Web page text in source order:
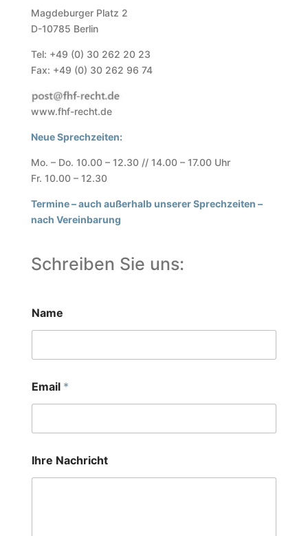
Magdeburger Platz 2
D-10785 Berlin
Tel: +49 (0) 30 262 20 23
Fax: +49 (0) 30 262 96 74
www.fhf-recht.de
Neue Sprechzeiten:
Mo. – Do. 10.00 – 12.30 // 14.00 – 17.00 Uhr
Fr. 10.00 – 12.30
Termine – auch außerhalb unserer Sprechzeiten –
nach Vereinbarung
Schreiben Sie uns:
Name
Email *
Ihre Nachricht